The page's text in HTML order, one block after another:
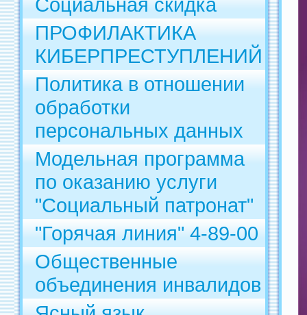
ПРОФИЛАКТИКА
КИБЕРПРЕСТУПЛЕНИЙ
Политика в отношении
обработки
персональных данных
Модельная программа
по оказанию услуги
"Социальный патронат"
"Горячая линия" 4-89-00
Общественные
объединения инвалидов